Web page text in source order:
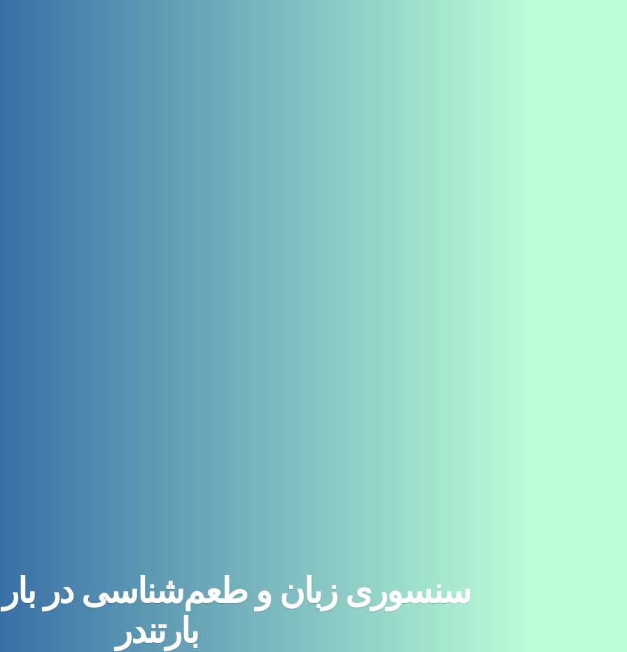
سنسوری زبان و طعم‌شناسی در
بارتندر